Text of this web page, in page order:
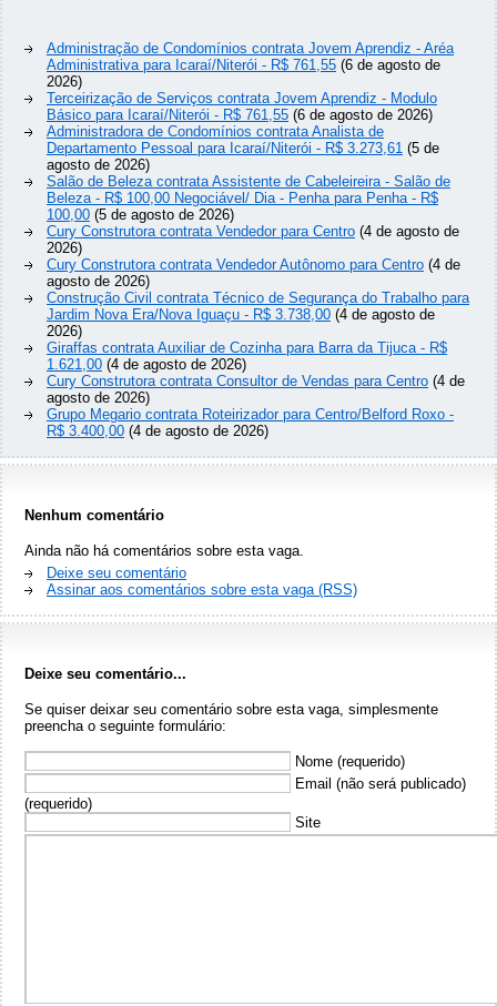
Administração de Condomínios contrata Jovem Aprendiz - Aréa
Administrativa para Icaraí/Niterói - R$ 761,55 (6 de agosto de
2026)
Terceirização de Serviços contrata Jovem Aprendiz - Modulo
Básico para Icaraí/Niterói - R$ 761,55 (6 de agosto de 2026)
Administradora de Condomínios contrata Analista de
Departamento Pessoal para Icaraí/Niterói - R$ 3.273,61 (5 de
agosto de 2026)
Salão de Beleza contrata Assistente de Cabeleireira - Salão de
Beleza - R$ 100,00 Negociável/ Dia - Penha para Penha - R$
100,00 (5 de agosto de 2026)
Cury Construtora contrata Vendedor para Centro (4 de agosto de
2026)
Cury Construtora contrata Vendedor Autônomo para Centro (4 de
agosto de 2026)
Construção Civil contrata Técnico de Segurança do Trabalho para
Jardim Nova Era/Nova Iguaçu - R$ 3.738,00 (4 de agosto de
2026)
Giraffas contrata Auxiliar de Cozinha para Barra da Tijuca - R$
1.621,00 (4 de agosto de 2026)
Cury Construtora contrata Consultor de Vendas para Centro (4 de
agosto de 2026)
Grupo Megario contrata Roteirizador para Centro/Belford Roxo -
R$ 3.400,00 (4 de agosto de 2026)
Nenhum comentário
Ainda não há comentários sobre esta vaga.
Deixe seu comentário
Assinar aos comentários sobre esta vaga (RSS)
Deixe seu comentário...
Se quiser deixar seu comentário sobre esta vaga, simplesmente
preencha o seguinte formulário:
Nome (requerido)
Email (não será publicado)
(requerido)
Site